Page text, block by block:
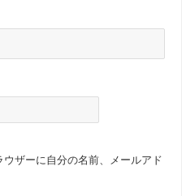
ザーに自分の名前、メールアド